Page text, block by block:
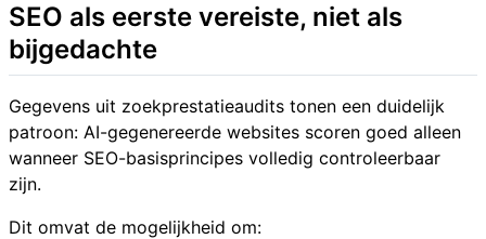
SEO als eerste vereiste, niet als
bijgedachte
Gegevens uit zoekprestatieaudits tonen een duidelijk
patroon: AI-gegenereerde websites scoren goed alleen
wanneer SEO-basisprincipes volledig controleerbaar
zijn.
Dit omvat de mogelijkheid om: